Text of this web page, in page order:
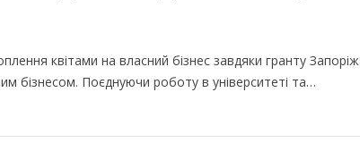
квітами на власний бізнес завдяки гранту
бізнесом. Поєднуючи роботу в університеті та…